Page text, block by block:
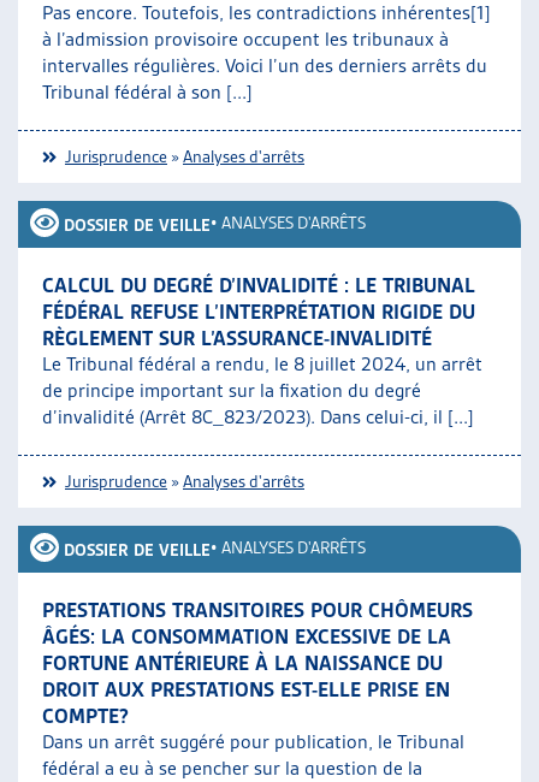
Pas encore. Toutefois, les contradictions inhérentes[1]
à l’admission provisoire occupent les tribunaux à
intervalles régulières. Voici l’un des derniers arrêts du
Tribunal fédéral à son [...]
Jurisprudence »Analyses d'arrêts
DOSSIER DE VEILLE• ANALYSES D'ARRÊTS
CALCUL DU DEGRÉ D’INVALIDITÉ : LE TRIBUNAL
FÉDÉRAL REFUSE L’INTERPRÉTATION RIGIDE DU
RÈGLEMENT SUR L’ASSURANCE-INVALIDITÉ
Le Tribunal fédéral a rendu, le 8 juillet 2024, un arrêt
de principe important sur la fixation du degré
d’invalidité (Arrêt 8C_823/2023). Dans celui-ci, il [...]
Jurisprudence »Analyses d'arrêts
DOSSIER DE VEILLE• ANALYSES D'ARRÊTS
PRESTATIONS TRANSITOIRES POUR CHÔMEURS
ÂGÉS: LA CONSOMMATION EXCESSIVE DE LA
FORTUNE ANTÉRIEURE À LA NAISSANCE DU
DROIT AUX PRESTATIONS EST-ELLE PRISE EN
COMPTE?
Dans un arrêt suggéré pour publication, le Tribunal
fédéral a eu à se pencher sur la question de la